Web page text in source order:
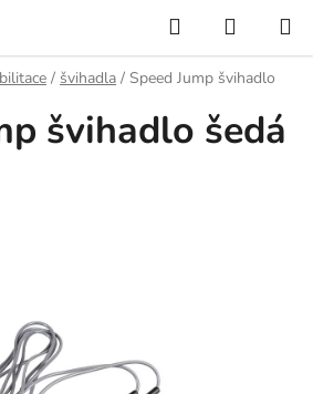
Hledat
KOŠÍK
/ švihadla / Speed Jump švihadlo
švihadlo šedá